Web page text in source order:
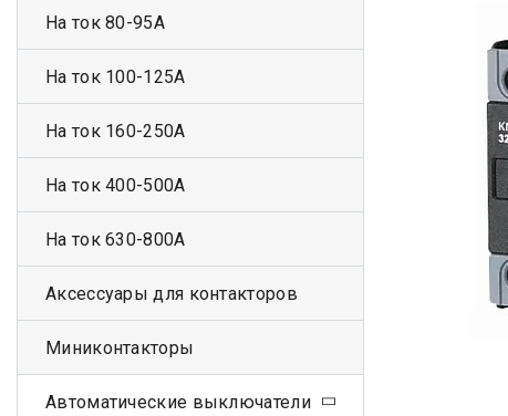
На ток 80-95А
На ток 100-125А
На ток 160-250А
На ток 400-500А
На ток 630-800А
Аксессуары для контакторов
Миниконтакторы
Автоматические выключатели